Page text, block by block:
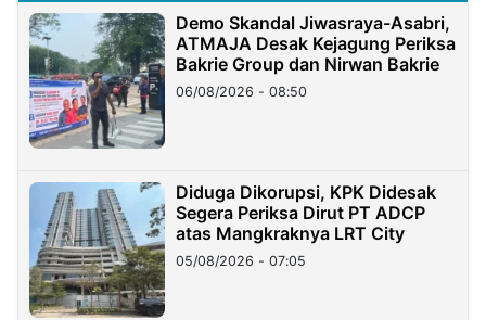
Demo Skandal Jiwasraya-Asabri,
ATMAJA Desak Kejagung Periksa
Bakrie Group dan Nirwan Bakrie
06/08/2026 - 08:50
Diduga Dikorupsi, KPK Didesak
Segera Periksa Dirut PT ADCP
atas Mangkraknya LRT City
05/08/2026 - 07:05